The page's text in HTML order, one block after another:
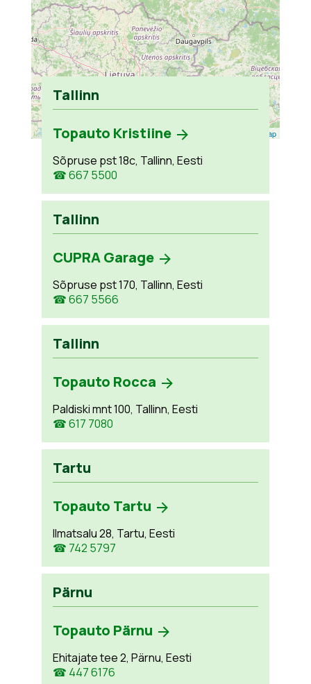
Leaflet OpenStreetMap
Tallinn
Topauto Kristiine
Sõpruse pst 18c, Tallinn, Eesti
☎ 667 5500
Tallinn
CUPRA Garage
Sõpruse pst 170, Tallinn, Eesti
☎ 667 5566
Tallinn
Topauto Rocca
Paldiski mnt 100, Tallinn, Eesti
☎ 617 7080
Tartu
Topauto Tartu
Ilmatsalu 28, Tartu, Eesti
☎ 742 5797
Pärnu
Topauto Pärnu
Ehitajate tee 2, Pärnu, Eesti
☎ 447 6176